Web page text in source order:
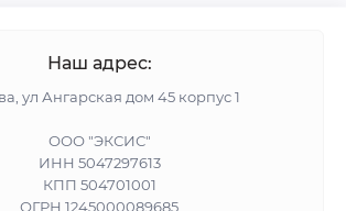
Наш адрес:
ул Ангарская дом 45 корпус 1
ООО "ЭКСИС"
ИНН 5047297613
КПП 504701001
ОГРН 1245000089685